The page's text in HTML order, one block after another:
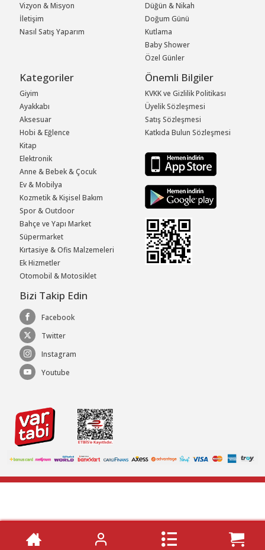
Vizyon & Misyon
İletişim
Nasıl Satış Yaparım
Düğün & Nikah
Doğum Günü
Kutlama
Baby Shower
Özel Günler
Kategoriler
Giyim
Ayakkabı
Aksesuar
Hobi & Eğlence
Kitap
Elektronik
Anne & Bebek & Çocuk
Ev & Mobilya
Kozmetik & Kişisel Bakım
Spor & Outdoor
Bahçe ve Yapı Market
Süpermarket
Kırtasiye & Ofis Malzemeleri
Ek Hizmetler
Otomobil & Motosiklet
Önemli Bilgiler
KVKK ve Gizlilik Politikası
Üyelik Sözleşmesi
Satış Sözleşmesi
Katkıda Bulun Sözleşmesi
Bizi Takip Edin
Facebook
Twitter
Instagram
Youtube